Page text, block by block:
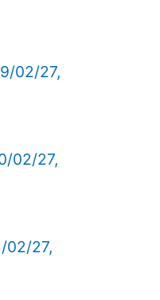
02/27,
02/27,
02/27,